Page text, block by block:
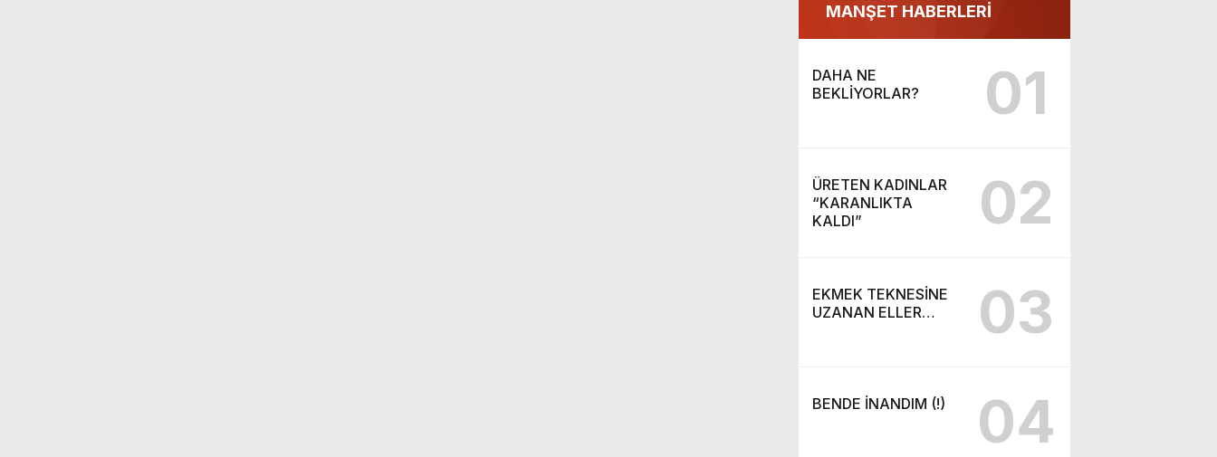
MANŞET HABERLERİ
DAHA NE
BEKLİYORLAR?
01
ÜRETEN KADINLAR
“KARANLIKTA
KALDI”
02
EKMEK TEKNESİNE
UZANAN ELLER…
03
BENDE İNANDIM (!) 04